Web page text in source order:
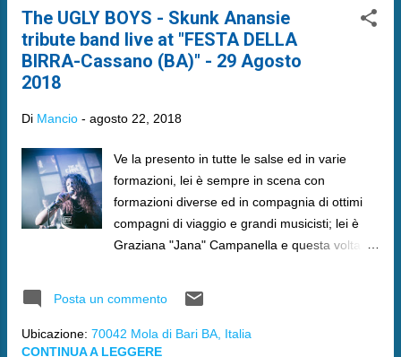
The UGLY BOYS - Skunk Anansie
tribute band live at "FESTA DELLA
BIRRA-Cassano (BA)" - 29 Agosto
2018
Di Mancio - agosto 22, 2018
Ve la presento in tutte le salse ed in varie
formazioni, lei è sempre in scena con
formazioni diverse ed in compagnia di ottimi
compagni di viaggio e grandi musicisti; lei è
Graziana "Jana" Campanella e questa volta è
Posta un commento
Ubicazione: 70042 Mola di Bari BA, Italia
CONTINUA A LEGGERE